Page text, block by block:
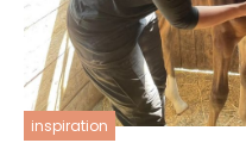
inspiration